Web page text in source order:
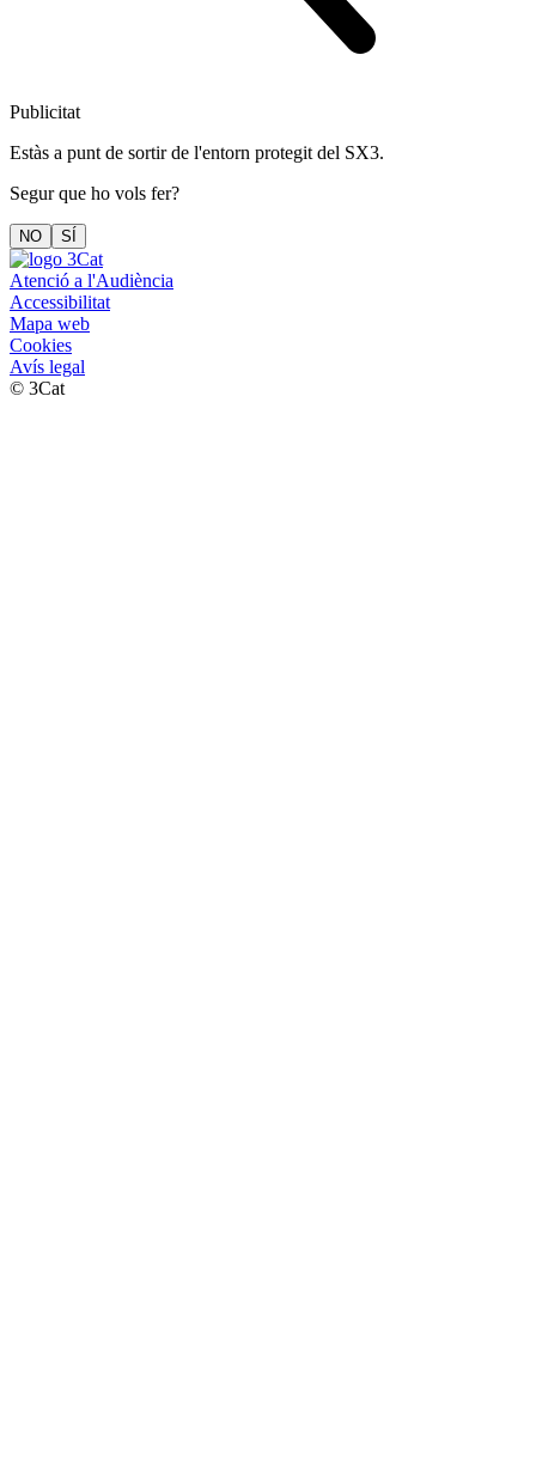
Publicitat
Estàs a punt de sortir de l'entorn protegit del SX3.
Segur que ho vols fer?
NO SÍ
Atenció a l'Audiència
Accessibilitat
Mapa web
Cookies
Avís legal
© 3Cat